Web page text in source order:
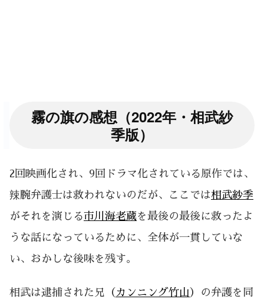
霧の旗の感想（2022年・相武紗
季版）
2回映画化され、9回ドラマ化されている原作では、
辣腕弁護士は救われないのだが、ここでは相武紗季
がそれを演じる市川海老蔵を最後の最後に救ったよ
うな話になっているために、全体が一貫していな
い、おかしな後味を残す。
相武は逮捕された兄（ カンニング竹山 ）の弁護を同